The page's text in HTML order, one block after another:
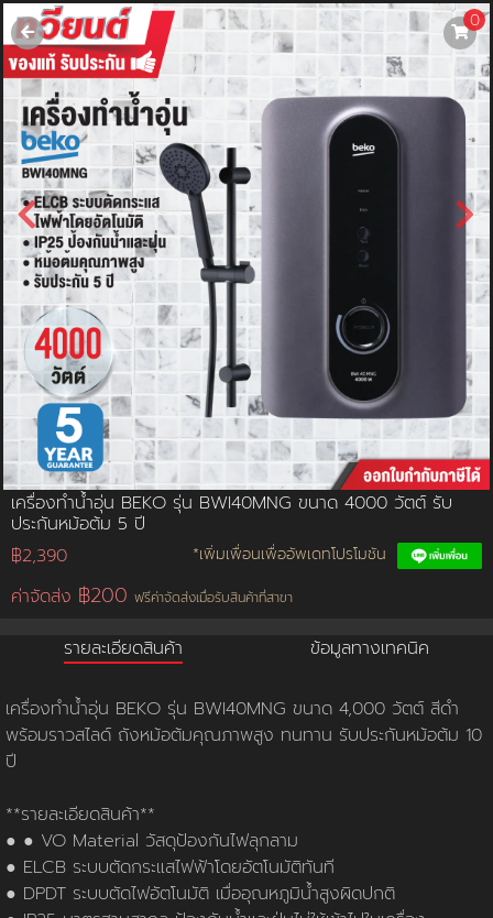
0
เครื่องทำน้ำอุ่น BEKO รุ่น BWI40MNG ขนาด 4000 วัตต์ รับ
ประกันหม้อต้ม 5 ปี
฿2,390
*เพิ่มเพื่อนเพื่ออัพเดทโปรโมชัน
ค่าจัดส่ง ฿200 ฟรีค่าจัดส่งเมื่อรับสินค้าที่สาขา
รายละเอียดสินค้า ข้อมูลทางเทคนิค
username
password
LOGIN
สมัครสมาชิค ลืมรหัสผ่าน?
การซื้อของฉัน
🔥โปรโมชัน🔥
แคตตาล็อค
การชำระเงิน
ขั้นตอนการสั่งซื้อ
คณะกรรมการบริหาร
การคืนเงินและคืนสินค้า
ผลงานของเรา